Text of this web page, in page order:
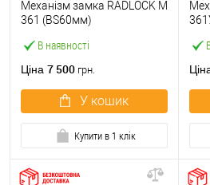
В наявності
Механізм замка RADLOCK M
361 (BS60мм)
Ціна 7 500 грн.
У кошик
Купити в 1 клік